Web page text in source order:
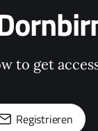
to get
Registrieren